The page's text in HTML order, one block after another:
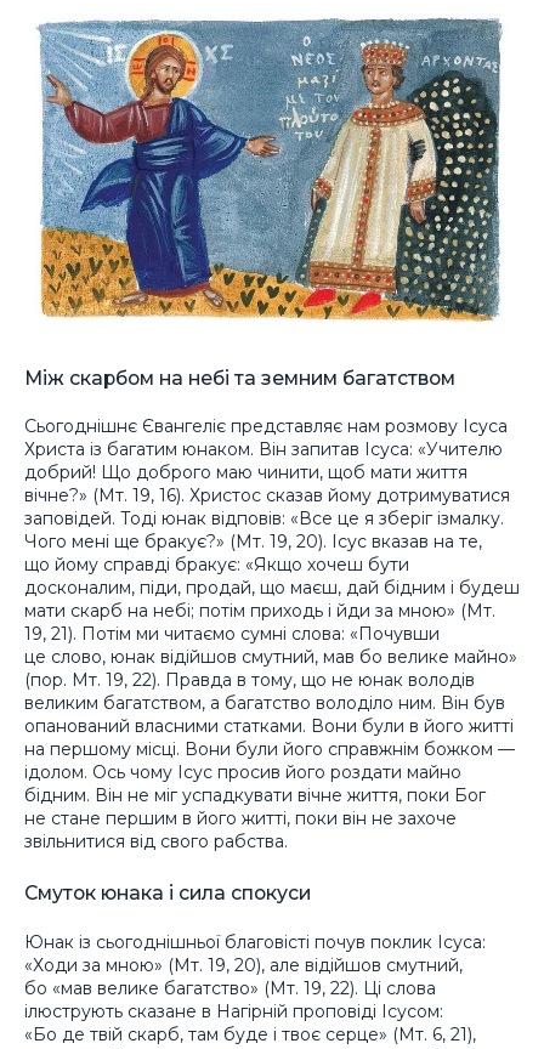
Між скарбом на небі та земним багатством
Сьогоднішнє Євангеліє представляє нам розмову Ісуса
Христа із багатим юнаком. Він запитав Ісуса: «Учителю
добрий! Що доброго маю чинити, щоб мати життя
вічне?» (Мт. 19, 16). Христос сказав йому дотримуватися
заповідей. Тоді юнак відповів: «Все це я зберіг ізмалку.
Чого мені ще бракує?» (Мт. 19, 20). Ісус вказав на те,
що йому справді бракує: «Якщо хочеш бути
досконалим, піди, продай, що маєш, дай бідним і будеш
мати скарб на небі; потім приходь і йди за мною» (Мт.
19, 21). Потім ми читаємо сумні слова: «Почувши
це слово, юнак відійшов смутний, мав бо велике майно»
(пор. Мт. 19, 22). Правда в тому, що не юнак володів
великим багатством, а багатство володіло ним. Він був
опанований власними статками. Вони були в його житті
на першому місці. Вони були його справжнім божком —
ідолом. Ось чому Ісус просив його роздати майно
бідним. Він не міг успадкувати вічне життя, поки Бог
не стане першим в його житті, поки він не захоче
звільнитися від свого рабства.
Смуток юнака і сила спокуси
Юнак із сьогоднішньої благовісті почув поклик Ісуса:
«Ходи за мною» (Мт. 19, 20), але відійшов смутний,
бо «мав велике багатство» (Мт. 19, 22). Ці слова
ілюструють сказане в Нагірній проповіді Ісусом:
«Бо де твій скарб, там буде і твоє серце» (Мт. 6, 21),